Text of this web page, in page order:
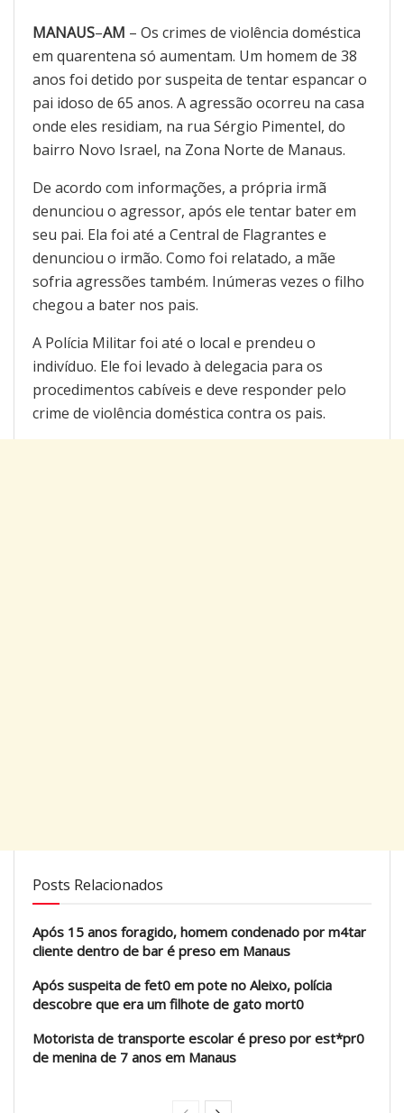
MANAUS–AM – Os crimes de violência doméstica
em quarentena só aumentam. Um homem de 38
anos foi detido por suspeita de tentar espancar o
pai idoso de 65 anos. A agressão ocorreu na casa
onde eles residiam, na rua Sérgio Pimentel, do
bairro Novo Israel, na Zona Norte de Manaus.
De acordo com informações, a própria irmã
denunciou o agressor, após ele tentar bater em
seu pai. Ela foi até a Central de Flagrantes e
denunciou o irmão. Como foi relatado, a mãe
sofria agressões também. Inúmeras vezes o filho
chegou a bater nos pais.
A Polícia Militar foi até o local e prendeu o
indivíduo. Ele foi levado à delegacia para os
procedimentos cabíveis e deve responder pelo
crime de violência doméstica contra os pais.
Posts Relacionados
Após 15 anos foragido, homem condenado por m4tar
cliente dentro de bar é preso em Manaus
Após suspeita de fet0 em pote no Aleixo, polícia
descobre que era um filhote de gato mort0
Motorista de transporte escolar é preso por est*pr0
de menina de 7 anos em Manaus